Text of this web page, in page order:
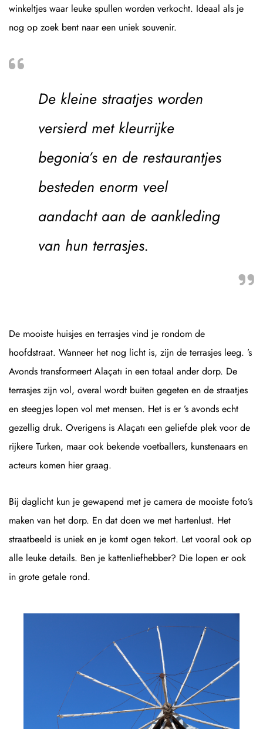
winkeltjes waar leuke spullen worden verkocht. Ideaal als je
nog op zoek bent naar een uniek souvenir.
De kleine straatjes worden
versierd met kleurrijke
begonia’s en de restaurantjes
besteden enorm veel
aandacht aan de aankleding
van hun terrasjes.
De mooiste huisjes en terrasjes vind je rondom de
hoofdstraat. Wanneer het nog licht is, zijn de terrasjes leeg. ’s
Avonds transformeert Alaçatı in een totaal ander dorp. De
terrasjes zijn vol, overal wordt buiten gegeten en de straatjes
en steegjes lopen vol met mensen. Het is er ’s avonds echt
gezellig druk. Overigens is Alaçatı een geliefde plek voor de
rijkere Turken, maar ook bekende voetballers, kunstenaars en
acteurs komen hier graag.
Bij daglicht kun je gewapend met je camera de mooiste foto’s
maken van het dorp. En dat doen we met hartenlust. Het
straatbeeld is uniek en je komt ogen tekort. Let vooral ook op
alle leuke details. Ben je kattenliefhebber? Die lopen er ook
in grote getale rond.